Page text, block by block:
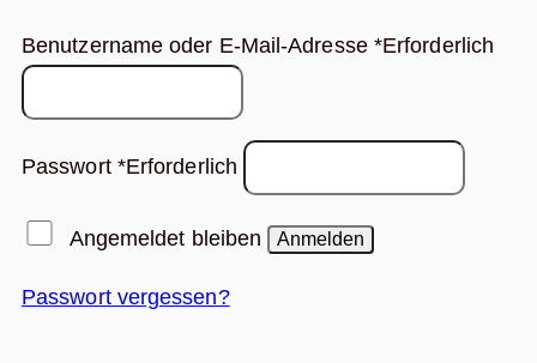
Benutzername oder E-Mail-Adresse *Erforderlich
Passwort *Erforderlich
Angemeldet bleiben Anmelden
Passwort vergessen?